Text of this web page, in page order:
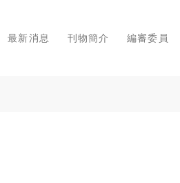
最新消息 刊物簡介 編審委員